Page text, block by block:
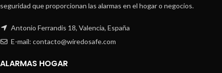
seguridad que proporcionan las alarmas en el hogar o negocios.
Antonio Ferrandis 18, Valencia, España
E-mail: contacto@wiredosafe.com
ALARMAS HOGAR